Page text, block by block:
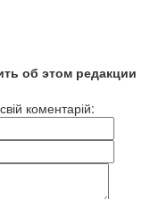
об этом редакции
коментарій: